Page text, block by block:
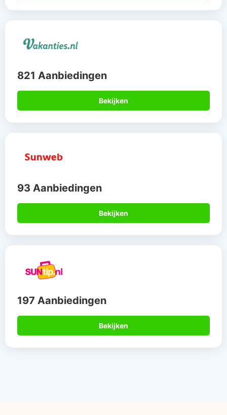
821 Aanbiedingen
Bekijken
93 Aanbiedingen
Bekijken
197 Aanbiedingen
Bekijken